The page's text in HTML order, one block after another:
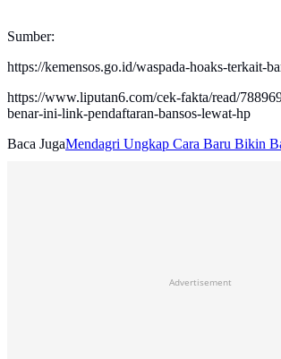
Sumber:
https://kemensos.go.id/waspada-hoaks-terkait-
https://www.liputan6.com/cek-fakta/read/
benar-ini-link-pendaftaran-bansos-lewat-hp
Baca JugaMendagri Ungkap Cara Baru Bikin
Advertisement